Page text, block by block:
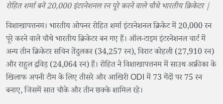
रोहित शर्मा बने 20,000 इंटरनेशनल रन पूरे करने वाले चौथे भारतीय क्रिकेटर |
विशाखापत्तनम। भारतीय ओपनर रोहित शर्मा इंटरनेशनल क्रिकेट में 20,000 रन
पूरे करने वाले चौथे भारतीय क्रिकेटर बन गए हैं। ऑल-टाइम इंटरनेशनल चार्ट में
अन्य तीन क्रिकेटर सचिन तेंदुलकर (34,257 रन), विराट कोहली (27,910 रन)
और राहुल द्रविड़ (24,064 रन) हैं। रोहित ने विशाखापत्तनम में साउथ अफ्रीका के
खिलाफ अपनी टीम के लिए तीसरे और आखिरी ODI में 73 गेंदों पर 75 रन
बनाए, जिसमें सात चौके और तीन छक्के शामिल रहे।